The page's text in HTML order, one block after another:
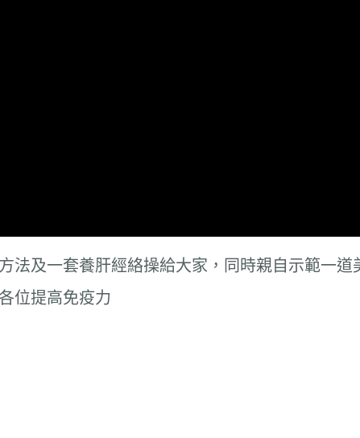
法及一套養肝經絡操給大家，同時親自示範一
位提高免疫力